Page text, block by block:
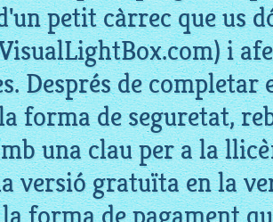
petit càrrec que us
i
Després de completar
forma de seguretat,
una clau per a la
versió gratuïta en la